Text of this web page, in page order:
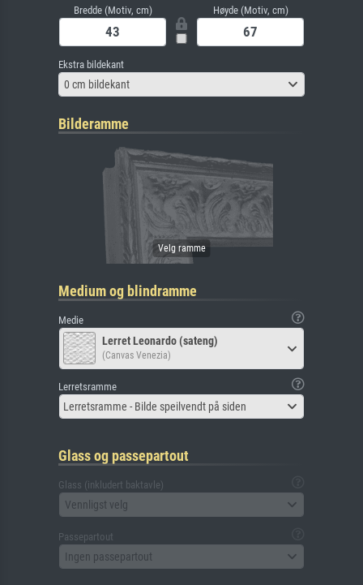
Bredde (Motiv, cm) Høyde (Motiv, cm)
Ekstra bildekant
0 cm bildekant
Bilderamme
Medium og blindramme
Medie
Lerret Leonardo (sateng)
(Canvas Venezia)
Lerretsramme
Lerretsramme - Bilde speilvendt på siden
Glass og passepartout
Glass (inkludert baktavle)
Vennligst velg
Passepartout
Ingen passepartout